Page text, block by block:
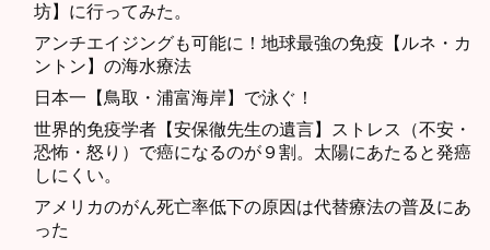
坊】に行ってみた。
アンチエイジングも可能に！地球最強の免疫【ルネ・カ
ントン】の海水療法
日本一【鳥取・浦富海岸】で泳ぐ！
世界的免疫学者【安保徹先生の遺言】ストレス（不安・
恐怖・怒り）で癌になるのが９割。太陽にあたると発癌
しにくい。
アメリカのがん死亡率低下の原因は代替療法の普及にあ
った